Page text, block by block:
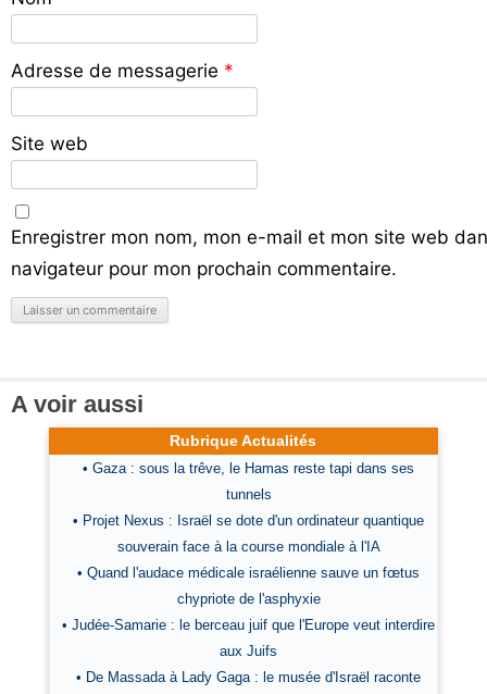
Adresse de messagerie *
Site web
Enregistrer mon nom, mon e-mail et mon site web
navigateur pour mon prochain commentaire.
A voir aussi
Rubrique Actualités
• Gaza : sous la trêve, le Hamas reste tapi dans ses
tunnels
• Projet Nexus : Israël se dote d'un ordinateur quantique
souverain face à la course mondiale à l'IA
• Quand l'audace médicale israélienne sauve un fœtus
chypriote de l'asphyxie
• Judée-Samarie : le berceau juif que l'Europe veut interdire
aux Juifs
• De Massada à Lady Gaga : le musée d'Israël raconte